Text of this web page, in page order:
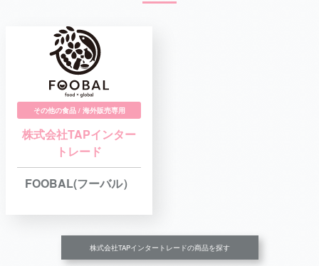
その他の食品 / 海外販売専用
株式会社TAPインター
トレード
FOOBAL(フーバル）
株式会社TAPインタートレードの商品を探す